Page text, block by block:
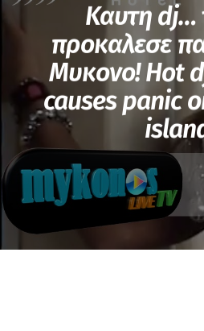
Καυτη dj…
προκαλεσε
Μυκονο! Hot
causes panic